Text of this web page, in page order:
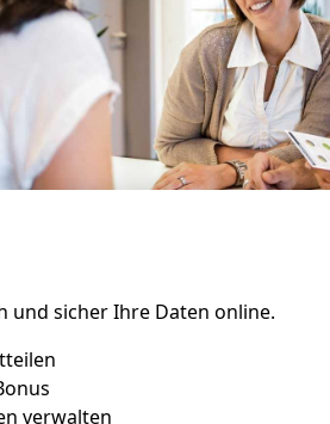
und sicher Ihre Daten online.
verwalten